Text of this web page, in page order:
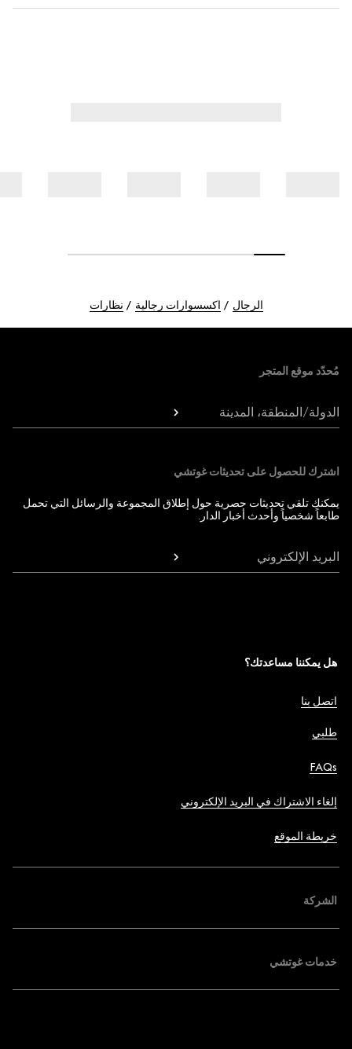
الرجال اكسسوارات رجالية نظارات
مُحدّد موقع المتجر
الدولة/المنطقة، المدينة
اشترك للحصول على تحديثات غوتشي
يمكنك تلقي تحديثات حصرية حول إطلاق المجموعة والرسائل التي تحمل
طابعاً شخصياً وأحدث أخبار الدار.
البريد الإلكتروني
هل يمكننا مساعدتك؟
اتصل بنا
طلبي
FAQs
إلغاء الاشتراك في البريد الإلكتروني
خريطة الموقع
الشركة
خدمات غوتشي